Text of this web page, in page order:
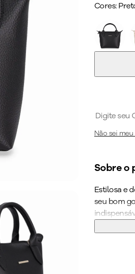
Cores:
Não sei meu
Sobre o
Estilosa e
seu bom
e